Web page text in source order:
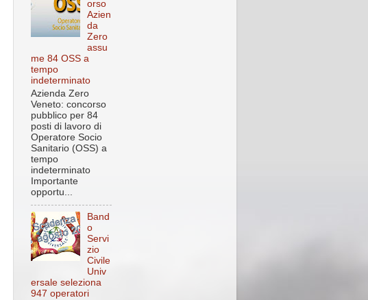
orso
Azien
da
Zero
assu
me 84 OSS a
tempo
indeterminato
Azienda Zero
Veneto: concorso
pubblico per 84
posti di lavoro di
Operatore Socio
Sanitario (OSS) a
tempo
indeterminato
Importante
opportu...
Band
o
Servi
zio
Civile
Univ
ersale seleziona
947 operatori